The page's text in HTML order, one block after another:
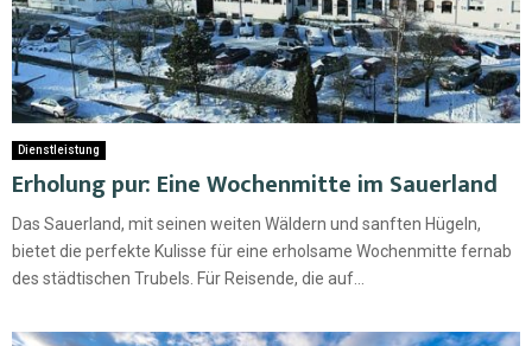
Dienstleistung
Erholung pur: Eine Wochenmitte im Sauerland
Das Sauerland, mit seinen weiten Wäldern und sanften Hügeln,
bietet die perfekte Kulisse für eine erholsame Wochenmitte fernab
des städtischen Trubels. Für Reisende, die auf...